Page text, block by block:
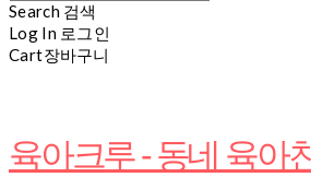
Search 검색
Log In 로그인
Cart장바구니
육아크루 - 동네 육아